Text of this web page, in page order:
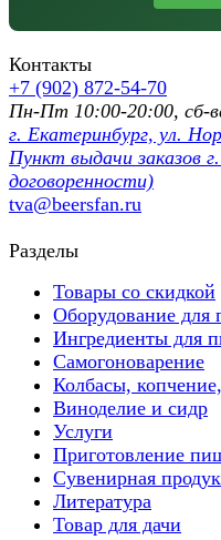
Контакты
+7 (902) 872-54-70
Пн-Пт 10:00-20:00, сб-
г. Екатеринбург, ул.
Пункт выдачи заказов
договоренности)
tva@beersfan.ru
Разделы
Товары со скидкой
Оборудование для
Ингредиенты для
Самогоноварение
Колбасы,
Виноделие и сидр
Услуги
Приготовление
Сувенирная
Литература
Товар для дачи